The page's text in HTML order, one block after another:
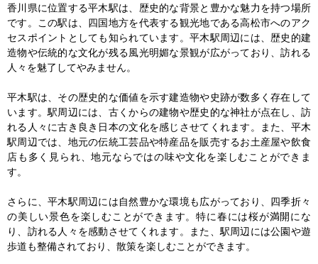
香川県に位置する平木駅は、歴史的な背景と豊かな魅力を持つ場所
です。この駅は、四国地方を代表する観光地である高松市へのアク
セスポイントとしても知られています。平木駅周辺には、歴史的建
造物や伝統的な文化が残る風光明媚な景観が広がっており、訪れる
人々を魅了してやみません。
平木駅は、その歴史的な価値を示す建造物や史跡が数多く存在して
います。駅周辺には、古くからの建物や歴史的な神社が点在し、訪
れる人々に古き良き日本の文化を感じさせてくれます。また、平木
駅周辺では、地元の伝統工芸品や特産品を販売するお土産屋や飲食
店も多く見られ、地元ならではの味や文化を楽しむことができま
す。
さらに、平木駅周辺には自然豊かな環境も広がっており、四季折々
の美しい景色を楽しむことができます。特に春には桜が満開にな
り、訪れる人々を感動させてくれます。また、駅周辺には公園や遊
歩道も整備されており、散策を楽しむことができます。